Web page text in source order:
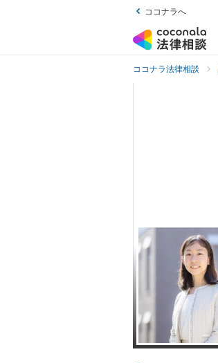
ココナラへ
ココナラ法律相談